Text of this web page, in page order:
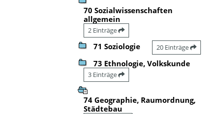
70 Sozialwissenschaften
allgemein
2 Einträge
71 Soziologie 20 Einträge
73 Ethnologie, Volkskunde
3 Einträge
74 Geographie, Raumordnung,
Städtebau